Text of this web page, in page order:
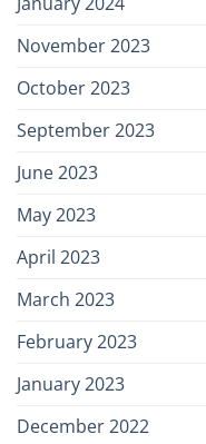
November 2023
October 2023
September 2023
June 2023
May 2023
April 2023
March 2023
February 2023
January 2023
December 2022